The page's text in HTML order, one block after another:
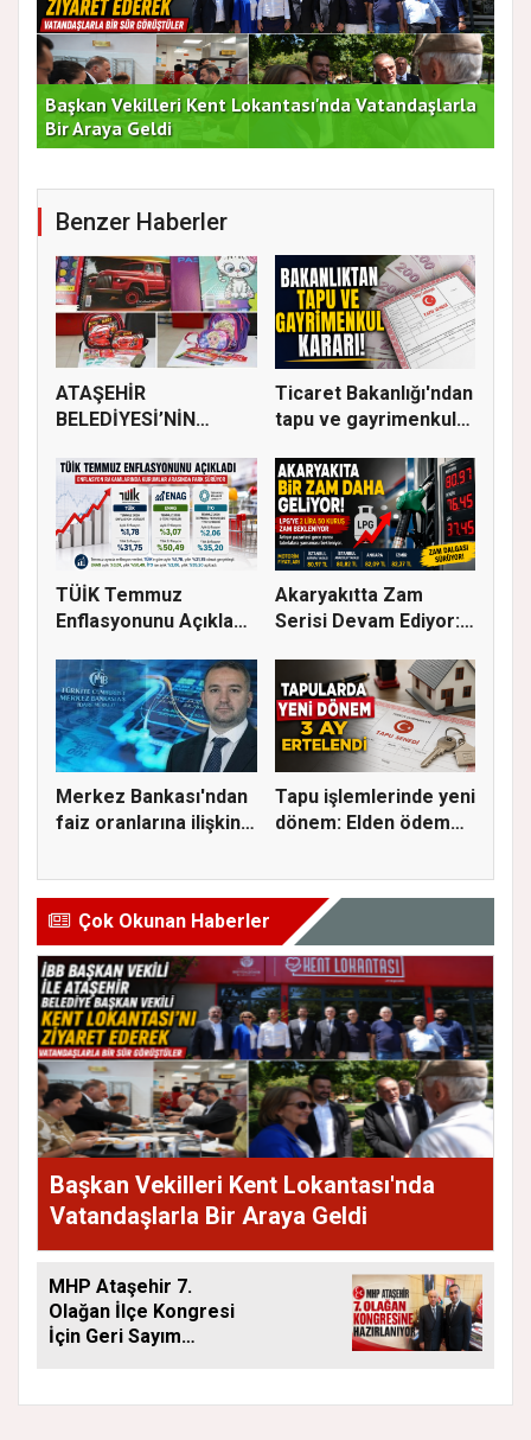
Başkan Vekilleri Kent Lokantası'nda Vatandaşlarla
Bir Araya Geldi
Benzer Haberler
ATAŞEHİR
BELEDİYESİ’NİN
DEST...
Ticaret Bakanlığı'ndan
tapu ve gayrimenkul
TÜİK Temmuz
Enflasyonunu Açıkladı:
Akaryakıtta Zam
Serisi Devam Ediyor:
Merkez Bankası'ndan
faiz oranlarına ilişkin
Tapu işlemlerinde yeni
dönem: Elden ödeme
Çok Okunan Haberler
Başkan Vekilleri Kent Lokantası'nda
Vatandaşlarla Bir Araya Geldi
MHP Ataşehir 7.
Olağan İlçe Kongresi
İçin Geri Sayım